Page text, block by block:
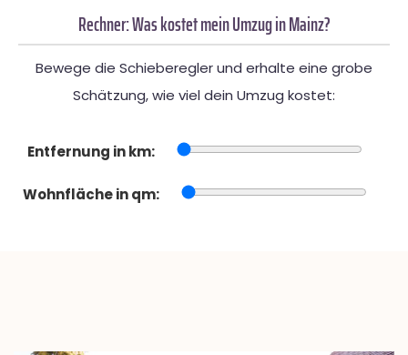
Rechner: Was kostet mein Umzug in Mainz?
Bewege die Schieberegler und erhalte eine grobe
Schätzung, wie viel dein Umzug kostet:
Entfernung in km:
Wohnfläche in qm: